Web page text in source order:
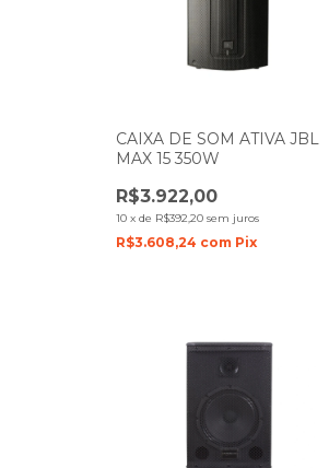
CAIXA DE SOM ATIVA JBL
MAX 15 350W
R$3.922,00
10 xde R$392,20 sem juros
R$3.608,24 com Pix